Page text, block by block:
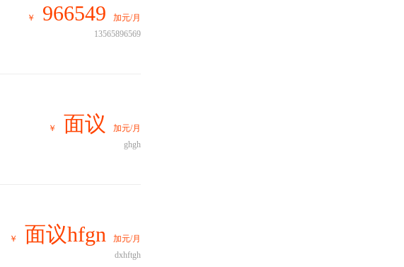
￥ 966549
加元/月
13565896569
￥ 面议
加元/月
ghgh
￥ 面议hfgn
加元/月
dxhftgh